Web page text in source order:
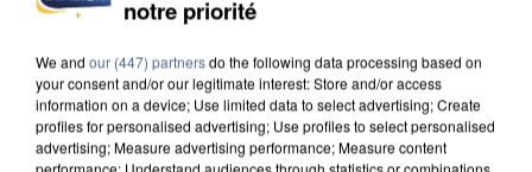
notre priorité
We and our (447) partnersdo the following data processing based on
your consent and/or our legitimate interest: Store and/or access
information on a device; Use limited data to select advertising; Create
profiles for personalised advertising; Use profiles to select personalised
advertising; Measure advertising performance; Measure content
performance; Understand audiences through statistics or combinations